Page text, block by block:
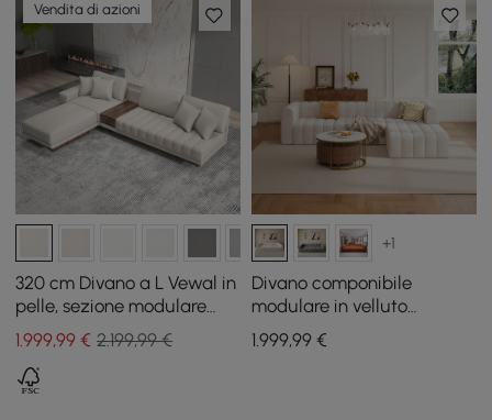
Vendita di azioni
320 cm Divano a L Vewal in
pelle, sezione modulare
con chaise longue e pouf
1.999,99 € 2.199,99 €
+1
Divano componibile
modulare in velluto
trapuntato a canali da 302
cm 4 pezzi
1.999,99€